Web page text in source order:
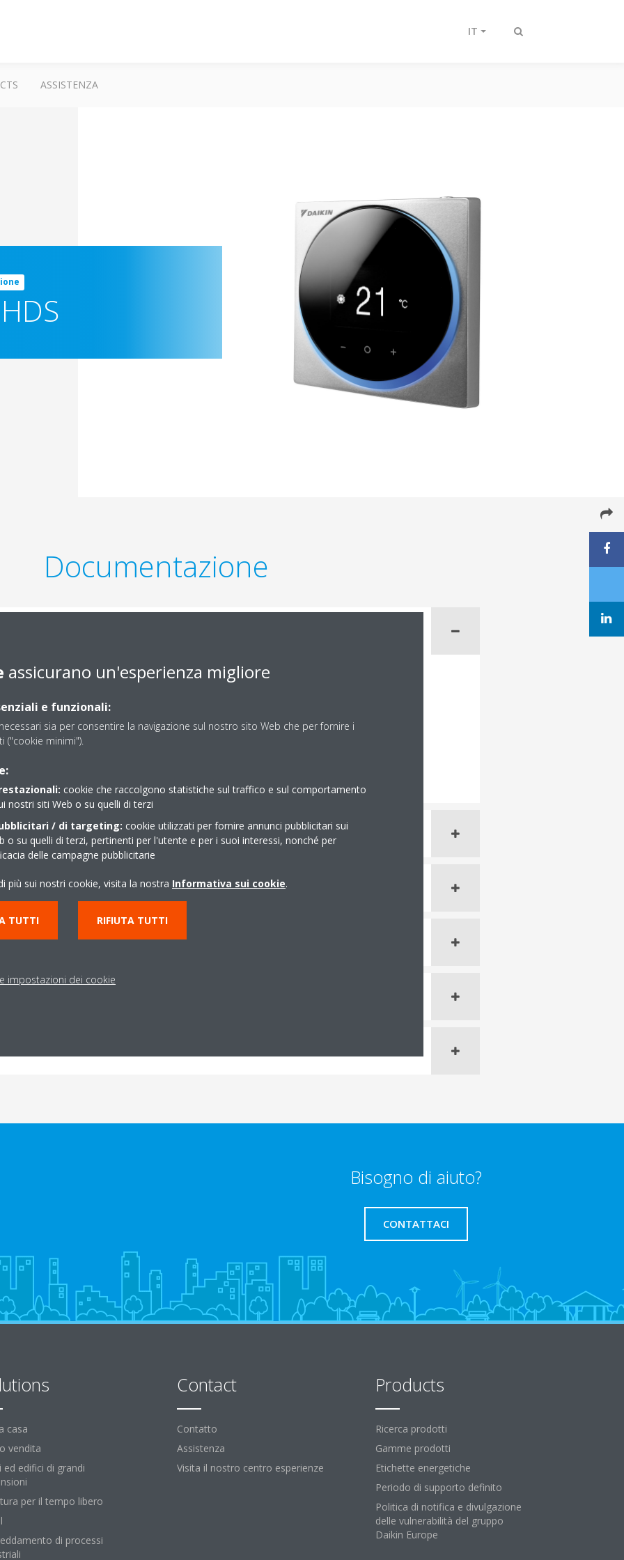
Attiva/disattiva
IT
ASSISTENZA
Documentazione
Catalogue_ECPIT20-786_Italian
Bisogno di aiuto?
CONTATTACI
casa
vendita
ed edifici di grandi
per il tempo libero
di processi
Contact
Contatto
Assistenza
Visita il nostro centro esperienze
Products
Ricerca prodotti
Gamme prodotti
Etichette energetiche
Periodo di supporto definito
Politica di notifica e divulgazione
delle vulnerabilità del gruppo
Daikin Europe
assicurano un'esperienza migliore
e funzionali:
sia per consentire la navigazione sul nostro sito Web che per fornire i
("cookie minimi").
cookie che raccolgono statistiche sul traffico e sul comportamento
nostri siti Web o su quelli di terzi
/ di targeting: cookie utilizzati per fornire annunci pubblicitari sui
o su quelli di terzi, pertinenti per l'utente e per i suoi interessi, nonché per
delle campagne pubblicitarie
più sui nostri cookie, visita la nostra Informativa sui cookie.
TUTTI RIFIUTA TUTTI
impostazioni dei cookie